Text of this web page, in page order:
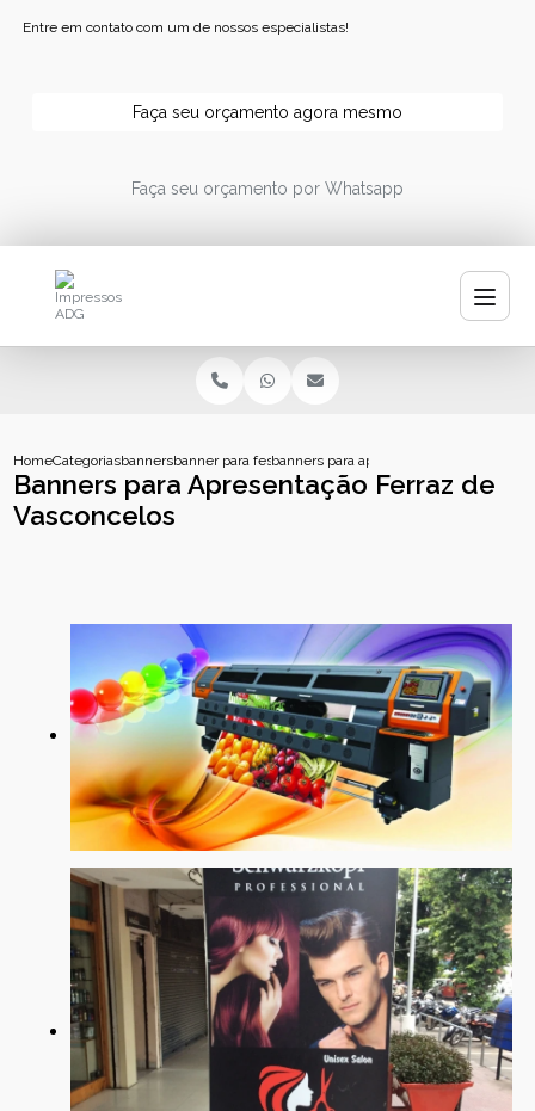
Entre em contato com um de nossos especialistas!
Faça seu orçamento agora mesmo
Faça seu orçamento por Whatsapp
HomeCategoriasbannersbanner para festabanners para apresentacao ferraz de
Banners para Apresentação Ferraz de
Vasconcelos